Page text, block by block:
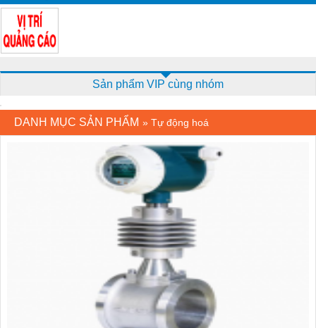
Sản phẩm VIP cùng nhóm
DANH MỤC SẢN PHẨM » Tự động hoá